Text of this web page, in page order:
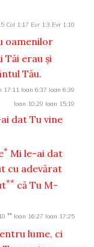
Col 1:17 Evr 1:3 Evr 1:10
oamenilor
Tăi erau şi
Tău.
17:11 Ioan 6:37 Ioan 6:39
Ioan 10:29 Ioan 15:19
dat Tu vine
* Mi le-ai dat
cu adevărat
** că Tu M-
** Ioan 16:27 Ioan 17:25
lume, ci